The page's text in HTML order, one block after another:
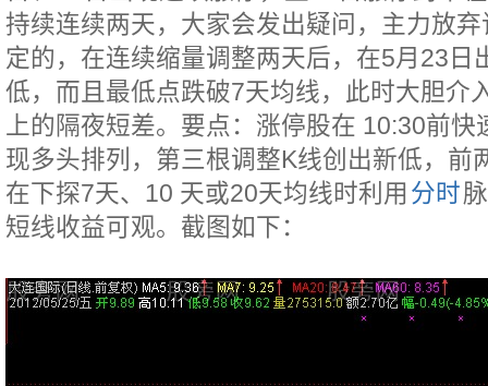
持续连续两天，大家会发出疑问，主力放
定的，在连续缩量调整两天后，在5月23日
低，而且最低点跌破7天均线，此时大胆介
上的隔夜短差。要点：涨停股在 10:30前
现多头排列，第三根调整K线创出新低，前
在下探7天、10 天或20天均线时利用 分时
短线收益可观。截图如下：